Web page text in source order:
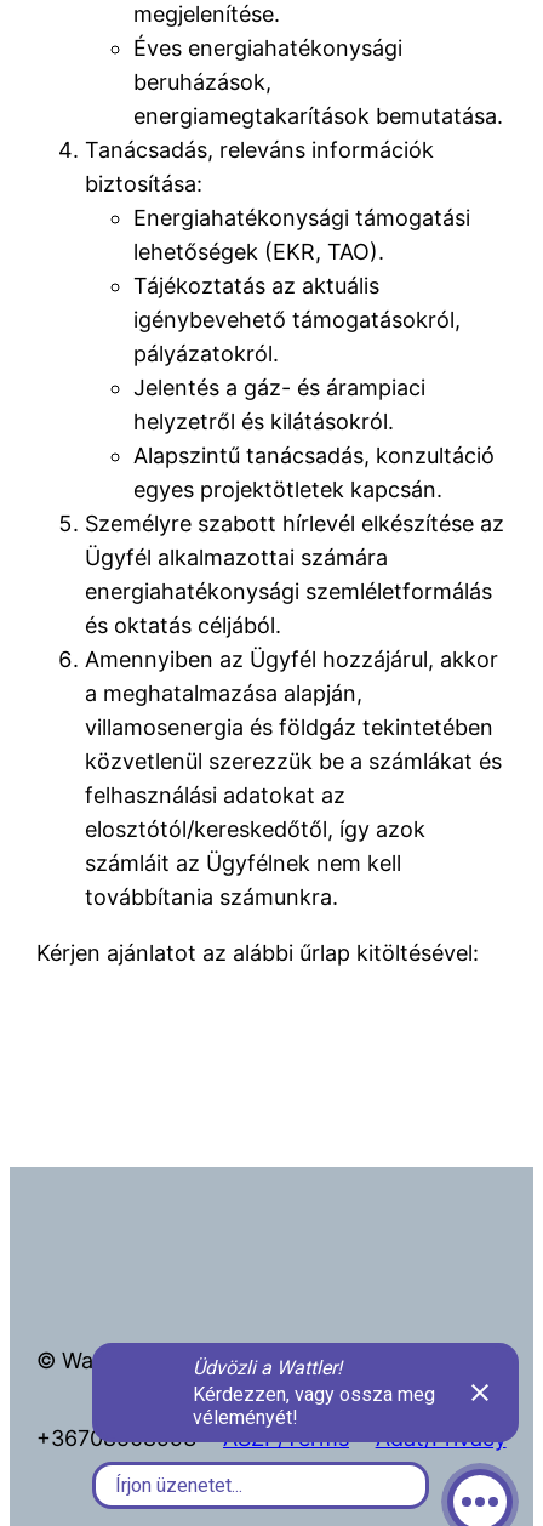
megjelenítése.
Éves energiahatékonysági
beruházások,
energiamegtakarítások bemutatása.
Tanácsadás, releváns információk
biztosítása:
Energiahatékonysági támogatási
lehetőségek (EKR, TAO).
Tájékoztatás az aktuális
igénybevehető támogatásokról,
pályázatokról.
Jelentés a gáz- és árampiaci
helyzetről és kilátásokról.
Alapszintű tanácsadás, konzultáció
egyes projektötletek kapcsán.
Személyre szabott hírlevél elkészítése az
Ügyfél alkalmazottai számára
energiahatékonysági szemléletformálás
és oktatás céljából.
Amennyiben az Ügyfél hozzájárul, akkor
a meghatalmazása alapján,
villamosenergia és földgáz tekintetében
közvetlenül szerezzük be a számlákat és
felhasználási adatokat az
elosztótól/kereskedőtől, így azok
számláit az Ügyfélnek nem kell
továbbítania számunkra.
Kérjen ajánlatot az alábbi űrlap kitöltésével:
© Wattler Kft. info@wattler.eu
+36708508993 ÁSZF/Terms Adat/Privacy